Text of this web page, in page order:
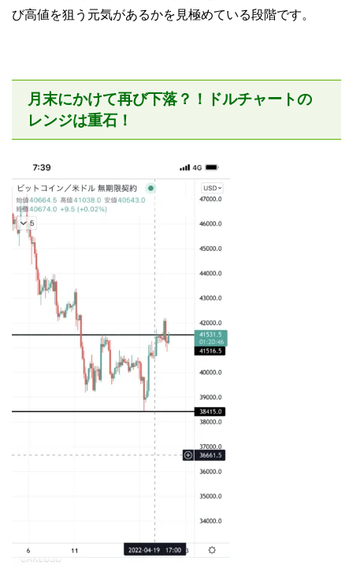
び高値を狙う元気があるかを見極めている段階です。
月末にかけて再び下落？！ドルチャートの
レンジは重石！